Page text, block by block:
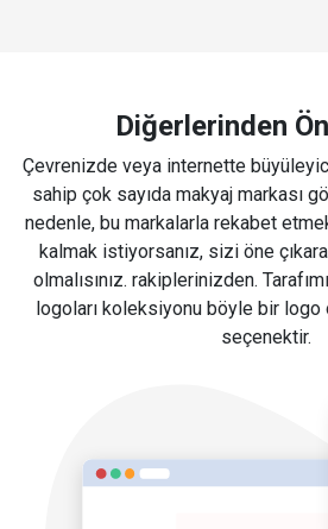
Diğerlerinden
Çevrenizde veya internette
sahip çok sayıda makyaj markası
nedenle, bu markalarla rekabet
kalmak istiyorsanız, sizi öne
olmalısınız. rakiplerinizden.
logoları koleksiyonu böyle bir logo
seçenektir.